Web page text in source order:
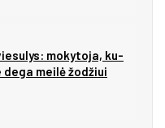
mo­ky­to­ja, ku­
mei­lė žo­džiui